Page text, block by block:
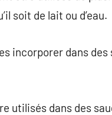
soit de lait ou d’eau.
incorporer dans
utilisés dans des